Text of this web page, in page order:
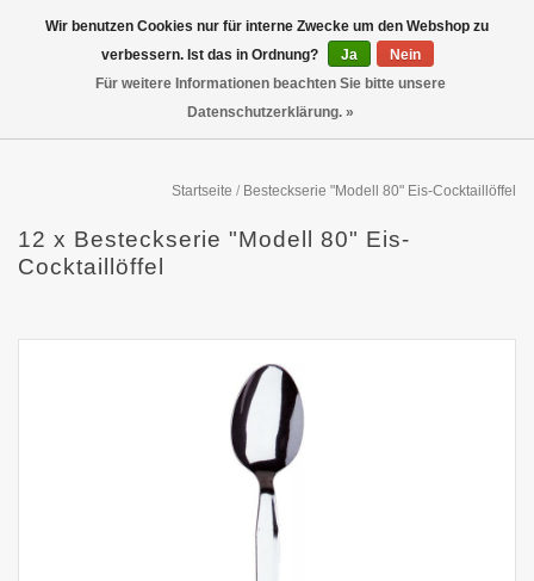
Startseite / Besteckserie "Modell 80" Eis-Cocktaillöffel
12 x Besteckserie "Modell 80" Eis-
Cocktaillöffel
Wir benutzen Cookies nur für interne Zwecke um den Webshop zu
verbessern. Ist das in Ordnung?
Ja
Nein
Für weitere Informationen beachten Sie bitte unsere
Datenschutzerklärung. »